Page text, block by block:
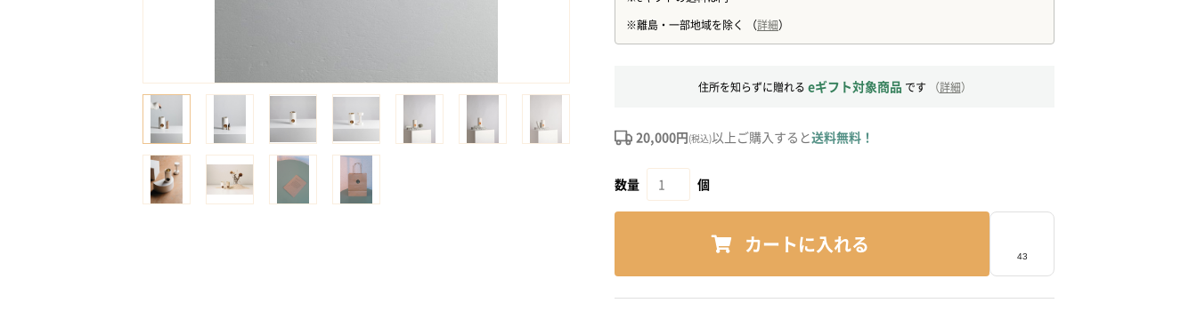
住所を知らずに贈れる eギフト対象商品 です （詳細）
20,000円(税込)以上ご購入すると送料無料！
数量 個
カートに入れる